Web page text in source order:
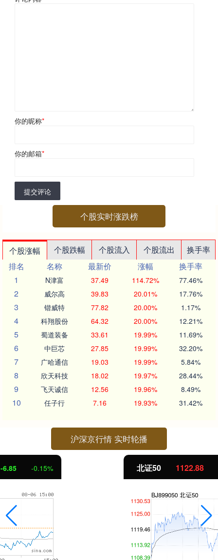
你的昵称*
你的邮箱*
提交评论
个股实时涨跌榜
个股涨幅 个股跌幅 个股流入 个股流出
换手率
排名
名称 最新价 涨幅
换手率
1
N津富 37.49 114.72% 77.46%
2 威尔高 39.83 20.01% 17.76%
3 锴威特 77.82 20.00% 1.17%
4 科翔股份 64.32 20.00% 12.21%
5 蜀道装备 33.61 19.99% 11.69%
6 中巨芯 27.85 19.99% 32.20%
7 广哈通信 19.03 19.99% 5.84%
8 欣天科技 18.02 19.97% 28.44%
9 飞天诚信 12.56 19.96% 8.49%
10 任子行 7.16 19.93% 31.42%
沪深京行情 实时轮播
北证50 3.42 0.30%